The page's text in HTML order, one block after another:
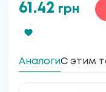
61.42 грн
АналогиС этим